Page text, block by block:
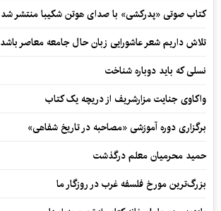
کتاب صوتی «پدرکشی» با صدای هوتن شکیبا منتشر شد
تلاش داریم شعر عاشورایی زبان حال جامعه معاصر باشد
نسلی که باید دوباره شناخت
واکاوی جنایت مزارشریف از دریچه یک کتاب
برگزاری دوره آموزشی «مصاحبه در تاریخ شفاهی»
حمید محرمیان معلم درگذشت
بزرگ‌ترین مورخ فلسفه غرب در روزگار ما